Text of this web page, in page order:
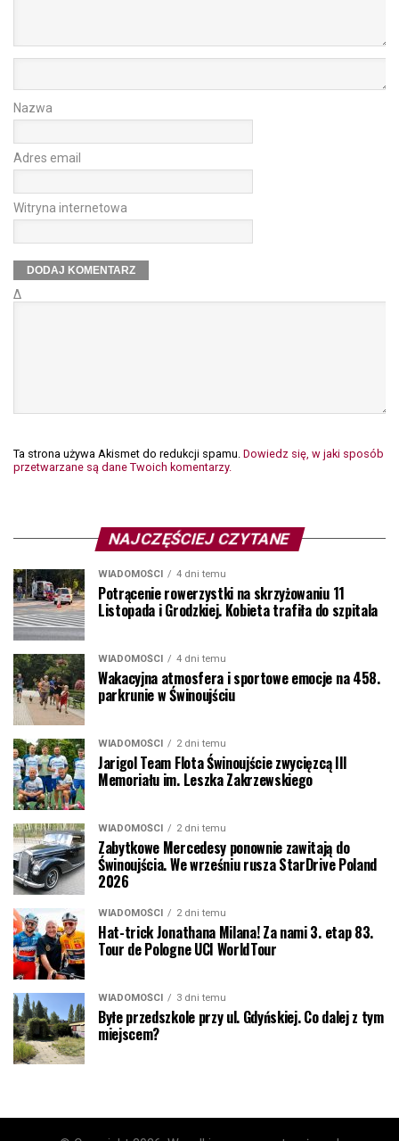
Nazwa
Adres email
Witryna internetowa
Δ
Ta strona używa Akismet do redukcji spamu. Dowiedz się, w jaki sposób
przetwarzane są dane Twoich komentarzy.
NAJCZĘŚCIEJ CZYTANE
WIADOMOŚCI 4 dni temu
Potrącenie rowerzystki na skrzyżowaniu 11
Listopada i Grodzkiej. Kobieta trafiła do szpitala
WIADOMOŚCI 4 dni temu
Wakacyjna atmosfera i sportowe emocje na 458.
parkrunie w Świnoujściu
WIADOMOŚCI 2 dni temu
Jarigol Team Flota Świnoujście zwycięzcą III
Memoriału im. Leszka Zakrzewskiego
WIADOMOŚCI 2 dni temu
Zabytkowe Mercedesy ponownie zawitają do
Świnoujścia. We wrześniu rusza StarDrive Poland
2026
WIADOMOŚCI 2 dni temu
Hat-trick Jonathana Milana! Za nami 3. etap 83.
Tour de Pologne UCI WorldTour
WIADOMOŚCI 3 dni temu
Byłe przedszkole przy ul. Gdyńskiej. Co dalej z tym
miejscem?